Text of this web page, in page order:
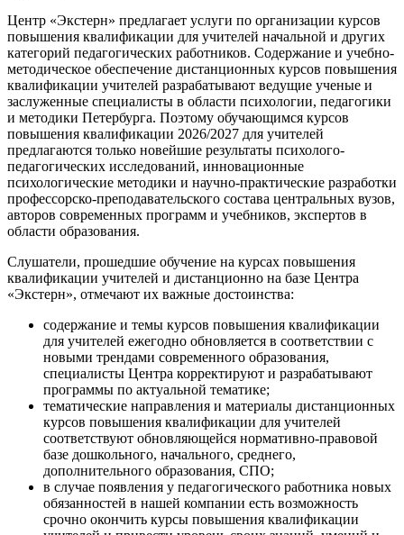
Центр «Экстерн» предлагает услуги по организации курсов
повышения квалификации для учителей начальной и других
категорий педагогических работников. Содержание и учебно-
методическое обеспечение дистанционных курсов повышения
квалификации учителей разрабатывают ведущие ученые и
заслуженные специалисты в области психологии, педагогики
и методики Петербурга. Поэтому обучающимся курсов
повышения квалификации 2026/2027 для учителей
предлагаются только новейшие результаты психолого-
педагогических исследований, инновационные
психологические методики и научно-практические разработки
профессорско-преподавательского состава центральных вузов,
авторов современных программ и учебников, экспертов в
области образования.
Слушатели, прошедшие обучение на курсах повышения
квалификации учителей и дистанционно на базе Центра
«Экстерн», отмечают их важные достоинства:
содержание и темы курсов повышения квалификации
для учителей ежегодно обновляется в соответствии с
новыми трендами современного образования,
специалисты Центра корректируют и разрабатывают
программы по актуальной тематике;
тематические направления и материалы дистанционных
курсов повышения квалификации для учителей
соответствуют обновляющейся нормативно-правовой
базе дошкольного, начального, среднего,
дополнительного образования, СПО;
в случае появления у педагогического работника новых
обязанностей в нашей компании есть возможность
срочно окончить курсы повышения квалификации